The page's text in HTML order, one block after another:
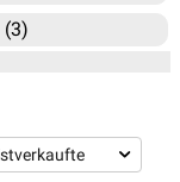
(3)